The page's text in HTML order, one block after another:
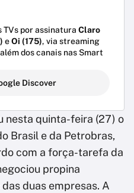
TVs por assinatura Claro
eOi (175), via streaming
dos canais nas Smart
Discover
nesta quinta-feira (27) o
Brasil e da Petrobras,
com a força-tarefa da
propina
duas empresas. A